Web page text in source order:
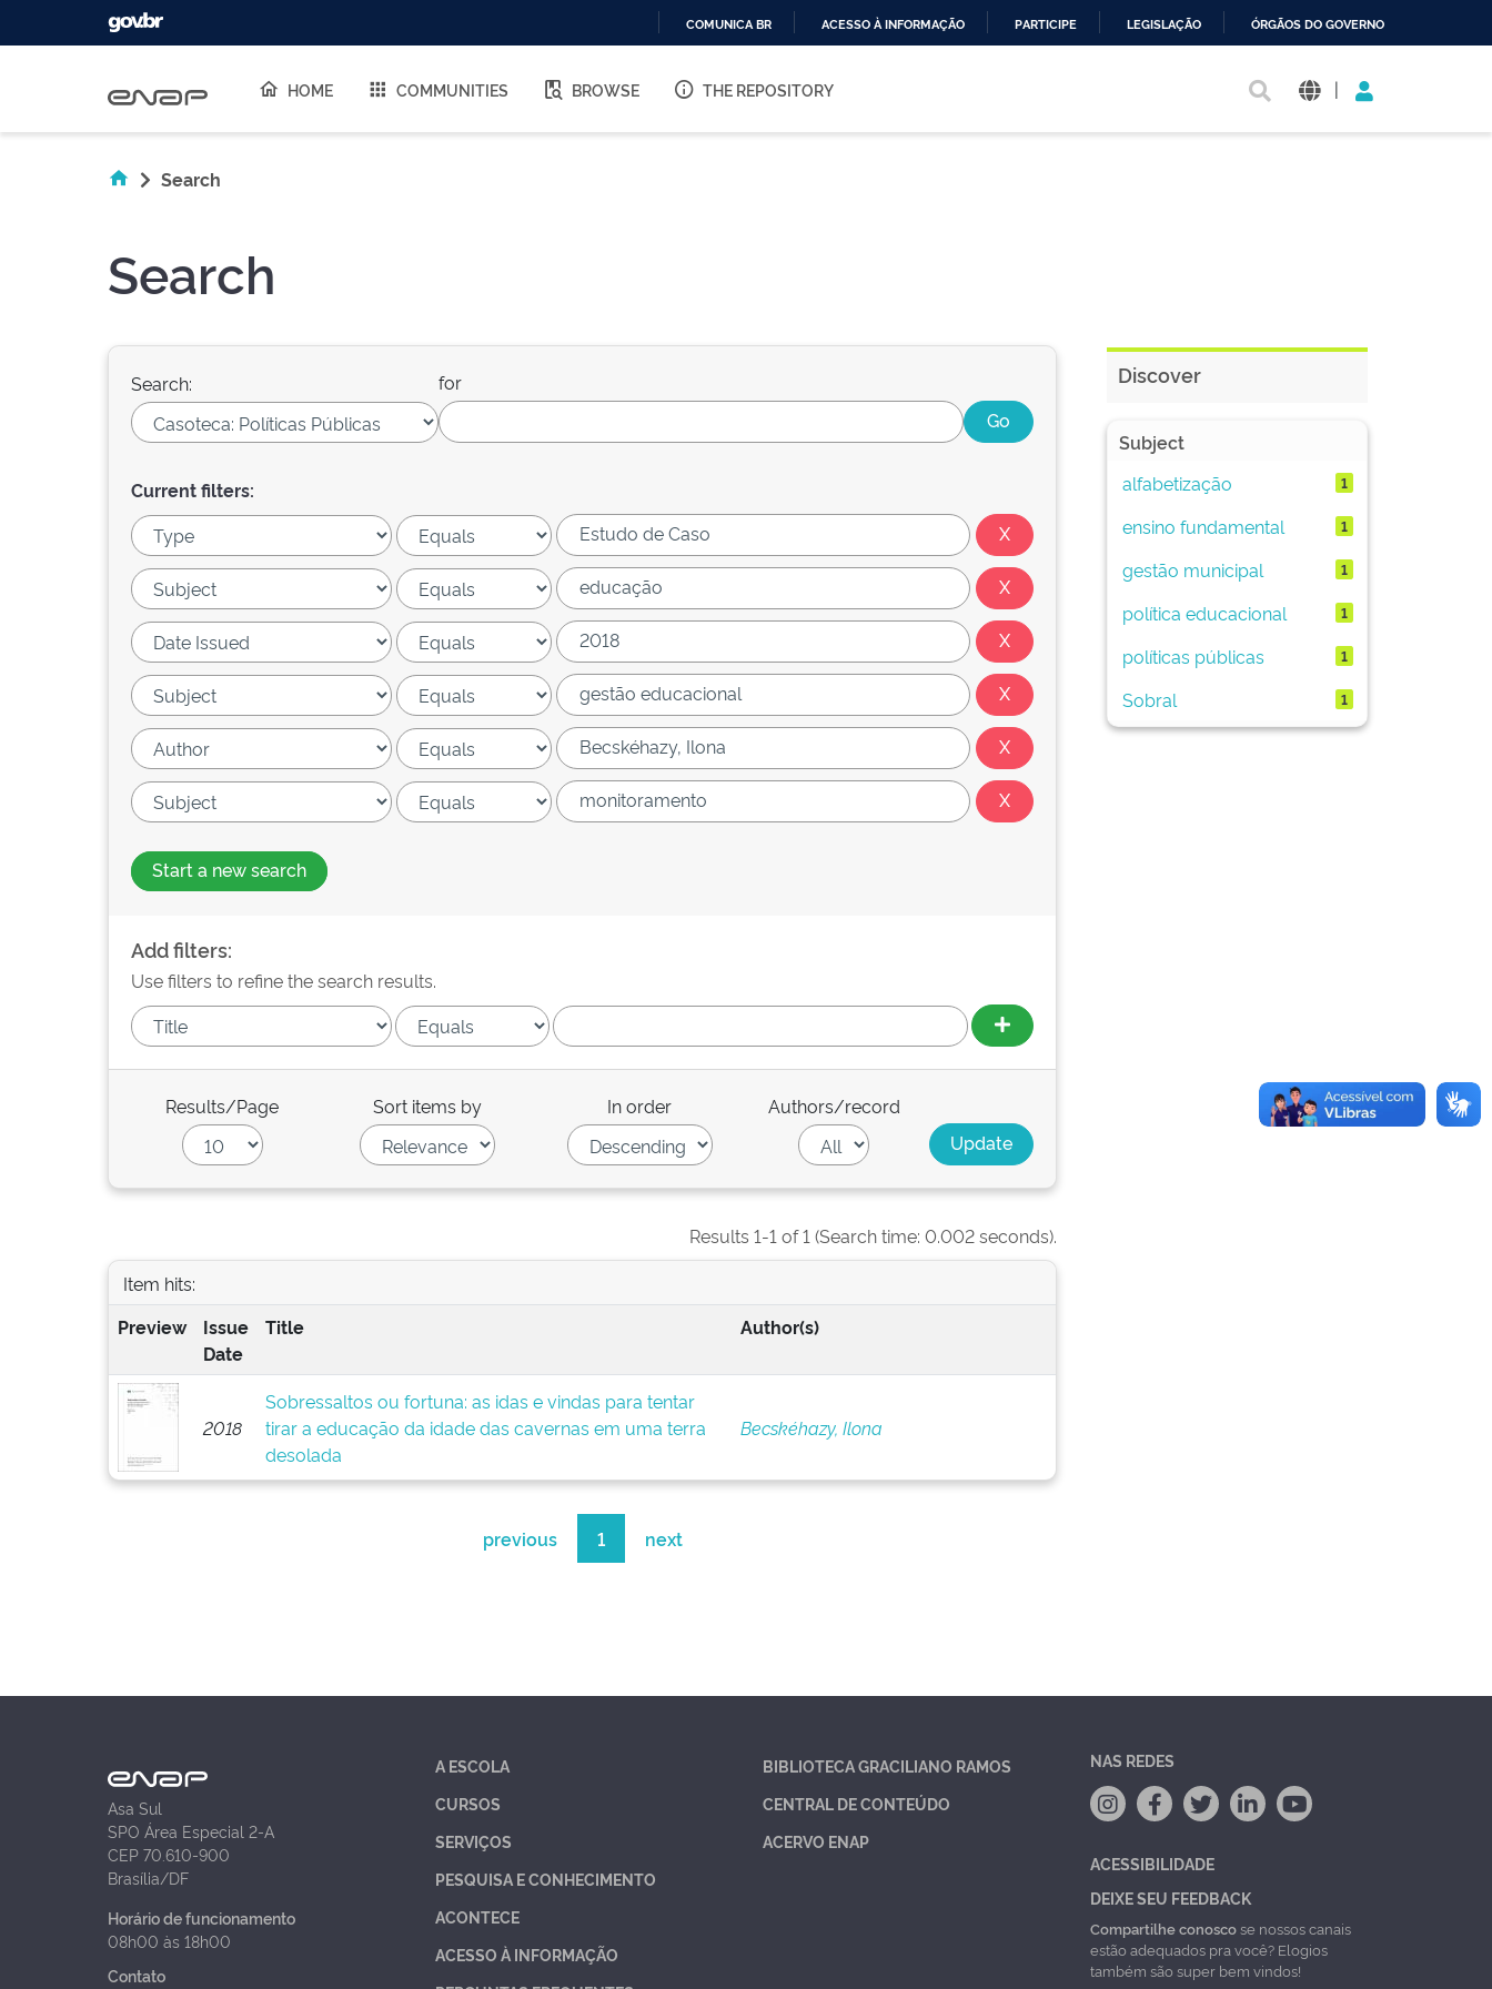
O
COMUNICA BR ACESSO À INFORMAÇÃO PARTICIPE LEGISLAÇÃO ÓRGÃOS DO GOVERNO
HOME COMMUNITIES BROWSE THE REPOSITORY |
Search
Search
Search: for
Current filters:
Start a new search
Add filters:
Use filters to refine the search results.
Results/Page Sort items by In order Authors/record
Results 1-1 of 1 (Search time: 0.002 seconds).
Item hits:
Preview
Issue
Date
Title Author(s)
2018
Sobressaltos ou fortuna: as idas e vindas para tentar
tirar a educação da idade das cavernas em uma terra
desolada
Becskéhazy, Ilona
previous 1 next
Discover
Subject
alfabetização
1
ensino fundamental 1
gestão municipal 1
política educacional 1
políticas públicas 1
Sobral 1
Asa Sul
SPO Área Especial 2-A
CEP 70.610-900
Brasília/DF
Horário de funcionamento
08h00 às 18h00
Contato
A ESCOLA
CURSOS
SERVIÇOS
PESQUISA E CONHECIMENTO
ACONTECE
ACESSO À INFORMAÇÃO
BIBLIOTECA GRACILIANO RAMOS
CENTRAL DE CONTEÚDO
ACERVO ENAP
NAS REDES
ACESSIBILIDADE
DEIXE SEU FEEDBACK
Compartilhe conoscose nossos canais
estão adequados pra você? Elogios
também são super bem vindos!